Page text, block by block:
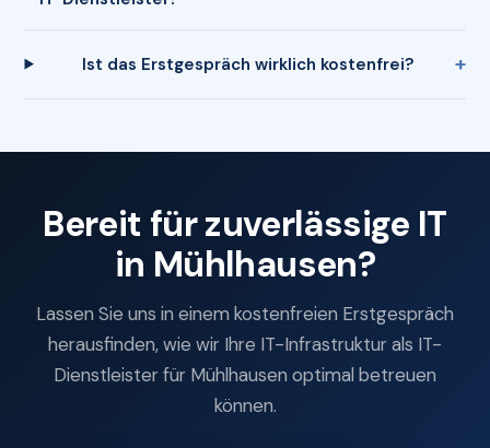
Ist das Erstgespräch wirklich kostenfrei?
Bereit für zuverlässige IT
in Mühlhausen?
Lassen Sie uns in einem kostenfreien Erstgespräch
herausfinden, wie wir Ihre IT-Infrastruktur als IT-
Dienstleister für Mühlhausen optimal betreuen
können.